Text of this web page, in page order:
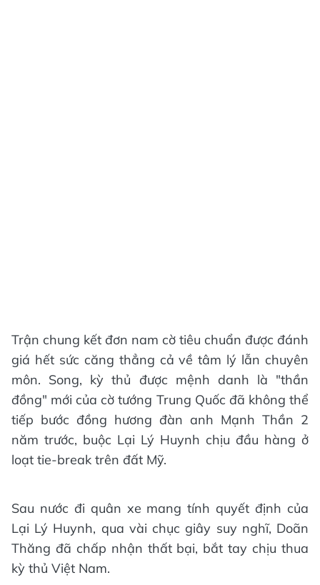
Trận chung kết đơn nam cờ tiêu chuẩn được đánh
giá hết sức căng thẳng cả về tâm lý lẫn chuyên
môn. Song, kỳ thủ được mệnh danh là "thần
đồng" mới của cờ tướng Trung Quốc đã không thể
tiếp bước đồng hương đàn anh Mạnh Thần 2
năm trước, buộc Lại Lý Huynh chịu đầu hàng ở
loạt tie-break trên đất Mỹ.
Sau nước đi quân xe mang tính quyết định của
Lại Lý Huynh, qua vài chục giây suy nghĩ, Doãn
Thăng đã chấp nhận thất bại, bắt tay chịu thua
kỳ thủ Việt Nam.